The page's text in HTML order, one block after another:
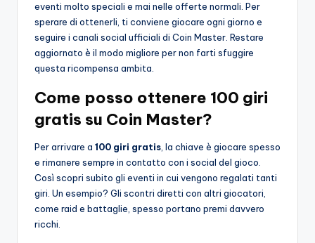
eventi molto speciali e mai nelle offerte normali. Per
sperare di ottenerli, ti conviene giocare ogni giorno e
seguire i canali social ufficiali di Coin Master. Restare
aggiornato è il modo migliore per non farti sfuggire
questa ricompensa ambita.
Come posso ottenere 100 giri
gratis su Coin Master?
Per arrivare a 100 giri gratis , la chiave è giocare spesso
e rimanere sempre in contatto con i social del gioco.
Così scopri subito gli eventi in cui vengono regalati tanti
giri. Un esempio? Gli scontri diretti con altri giocatori,
come raid e battaglie, spesso portano premi davvero
ricchi.